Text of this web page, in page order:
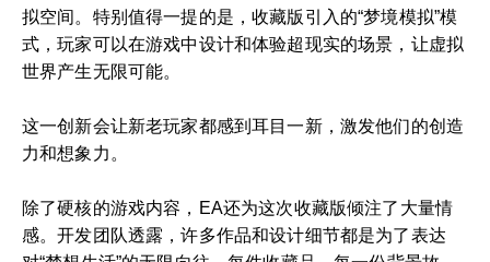
拟空间。特别值得一提的是，收藏版引入的“梦境模拟”模
式，玩家可以在游戏中设计和体验超现实的场景，让虚拟
世界产生无限可能。
这一创新会让新老玩家都感到耳目一新，激发他们的创造
力和想象力。
除了硬核的游戏内容，EA还为这次收藏版倾注了大量情
感。开发团队透露，许多作品和设计细节都是为了表达